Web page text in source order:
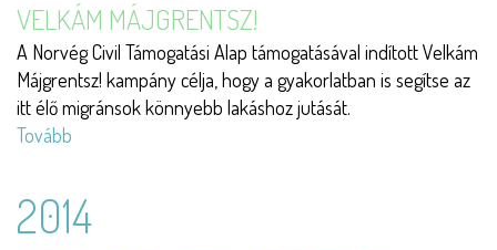
VELKÁM MÁJGRENTSZ!
A Norvég Civil Támogatási Alap támogatásával indított Velkám
Májgrentsz! kampány célja, hogy a gyakorlatban is segítse az
itt élő migránsok könnyebb lakáshoz jutását.
Tovább
2014